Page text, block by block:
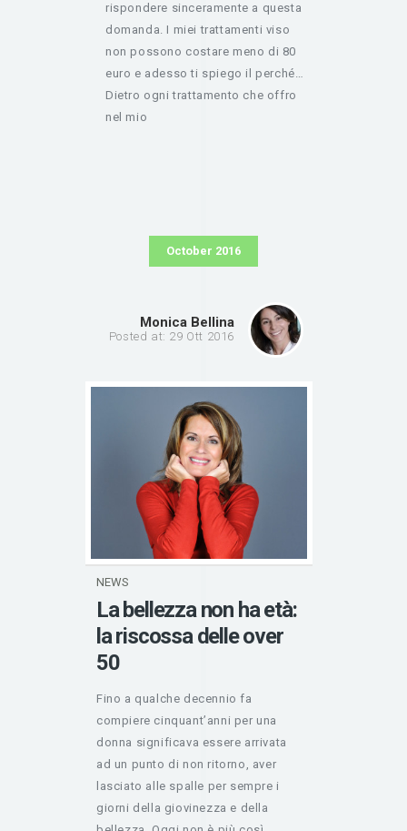
rispondere sinceramente a questa
domanda. I miei trattamenti viso
non possono costare meno di 80
euro e adesso ti spiego il perché…
Dietro ogni trattamento che offro
nel mio
October 2016
Monica Bellina
Posted at: 29 Ott 2016
NEWS
La bellezza non ha età:
la riscossa delle over
50
Fino a qualche decennio fa
compiere cinquant’anni per una
donna significava essere arrivata
ad un punto di non ritorno, aver
lasciato alle spalle per sempre i
giorni della giovinezza e della